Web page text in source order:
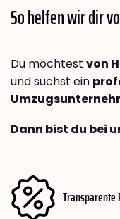
So helfen wir dir
Du möchtest von
und suchst ein
Dann bist du bei
Transparente